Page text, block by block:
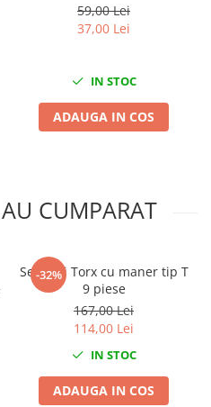
59,00 Lei
37,00 Lei
IN STOC
ADAUGA IN COS
CUMPARAT
-32%
Set chei Torx cu maner tip T
9 piese
167,00 Lei
114,00 Lei
IN STOC
ADAUGA IN COS